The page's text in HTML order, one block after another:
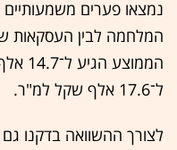
נמצאו פערים משמעותיים
המלחמה לבין העסקאות
ל־17.6 אלף שקל למ"ר.